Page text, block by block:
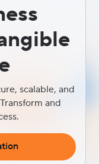
scalable, and
and